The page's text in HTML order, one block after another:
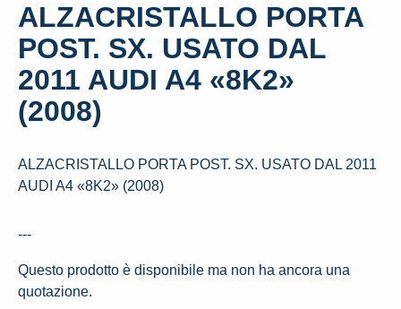
ALZACRISTALLO PORTA
POST. SX. USATO DAL
2011 AUDI A4 «8K2»
(2008)
ALZACRISTALLO PORTA POST. SX. USATO DAL 2011
AUDI A4 «8K2» (2008)
---
Questo prodotto è disponibile ma non ha ancora una
quotazione.